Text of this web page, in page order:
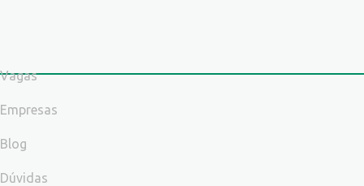
Vagas
Empresas
Blog
Dúvidas